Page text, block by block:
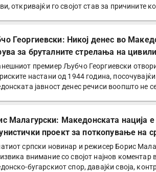
откривајќи го својот став за причините
Георгиевски: Никој денес во
за бруталните стрелања на
премиер Љубчо Георгиевски
настани од 1944 година,
јавност денес речиси воопшто не
Малагурски: Македонската нација е
проект за поткопување на
српски новинар и режисер Борис
внимание со својот најнов коментар
бугарскиот спор, давајќи своја,